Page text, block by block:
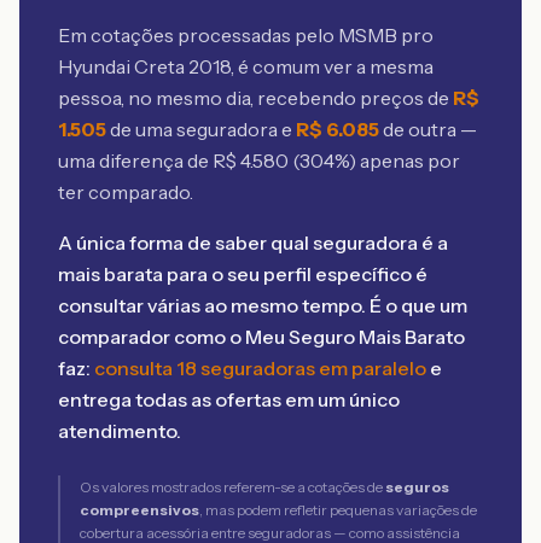
Em cotações processadas pelo MSMB pro
Hyundai Creta 2018, é comum ver a mesma
pessoa, no mesmo dia, recebendo preços de R$
1.505de uma seguradora e R$ 6.085de outra —
uma diferença de R$ 4.580 (304%) apenas por
ter comparado.
A única forma de saber qual seguradora é a
mais barata para o seu perfil específico é
consultar várias ao mesmo tempo. É o que um
comparador como o Meu Seguro Mais Barato
faz: consulta 18 seguradoras em paralelo e
entrega todas as ofertas em um único
atendimento.
Os valores mostrados referem-se a cotações de seguros
compreensivos, mas podem refletir pequenas variações de
cobertura acessória entre seguradoras — como assistência